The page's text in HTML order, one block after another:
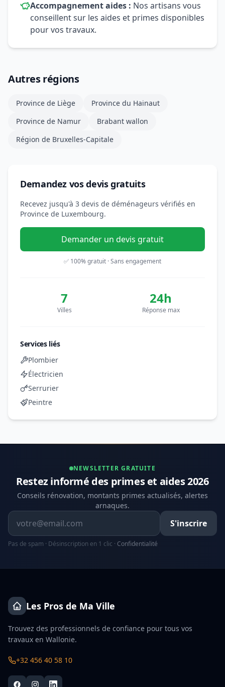
Accompagnement aides : Nos artisans vous
conseillent sur les aides et primes disponibles
pour vos travaux.
Autres régions
Province de Liège
Province du Hainaut
Province de Namur
Brabant wallon
Région de Bruxelles-Capitale
Demandez vos devis gratuits
Recevez jusqu'à 3 devis de déménageurs vérifiés en
Province de Luxembourg.
Demander un devis gratuit
✅ 100% gratuit · Sans engagement
7
Villes
24h
Réponse max
Services liés
Plombier
Électricien
Serrurier
Peintre
NEWSLETTER GRATUITE
Restez informé des primes et aides 2026
Conseils rénovation, montants primes actualisés, alertes
arnaques.
Adresse email
S'inscrire
Pas de spam · Désinscription en 1 clic · Confidentialité
Les Pros de Ma Ville
Trouvez des professionnels de confiance pour tous vos
travaux en Wallonie.
+32 456 40 58 10